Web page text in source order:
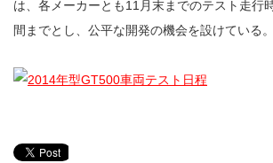
は、各メーカーとも11月末までのテスト走行
間までとし、公平な開発の機会を設けている。